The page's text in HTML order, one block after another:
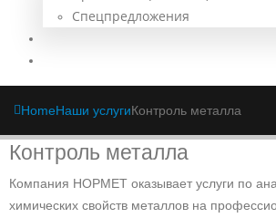
Спецпредложения
HomeНаши услугиКонтроль металла
Контроль металла
Компания НОРМЕТ оказывает услуги по
химических свойств металлов на